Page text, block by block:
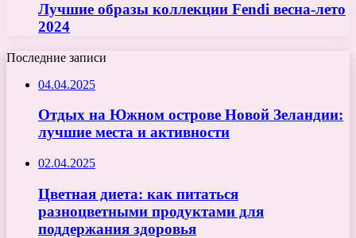
Лучшие образы коллекции Fendi весна-лето
2024
Последние записи
04.04.2025
Отдых на Южном острове Новой Зеландии:
лучшие места и активности
02.04.2025
Цветная диета: как питаться
разноцветными продуктами для
поддержания здоровья